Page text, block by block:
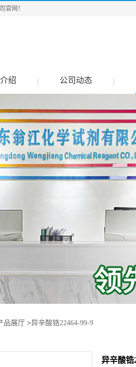
官网！
绍 公司动态
品展厅 >异辛酸锆22464-99-9
异辛酸锆